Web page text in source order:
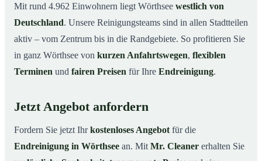
Mit rund 4.962 Einwohnern liegt Wörthsee westlich von
Deutschland. Unsere Reinigungsteams sind in allen Stadtteilen
aktiv – vom Zentrum bis in die Randgebiete. So profitieren Sie
in ganz Wörthsee von kurzen Anfahrtswegen, flexiblen
Terminen und fairen Preisen für Ihre Endreinigung.
Jetzt Angebot anfordern
Fordern Sie jetzt Ihrkostenloses Angebot für die
Endreinigung in Wörthsee an. Mit Mr. Cleaner erhalten Sie